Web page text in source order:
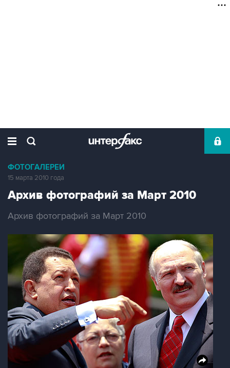
ФОТОГАЛЕРЕИ
15 марта 2010 года
Архив фотографий за Март 2010
Архив фотографий за Март 2010